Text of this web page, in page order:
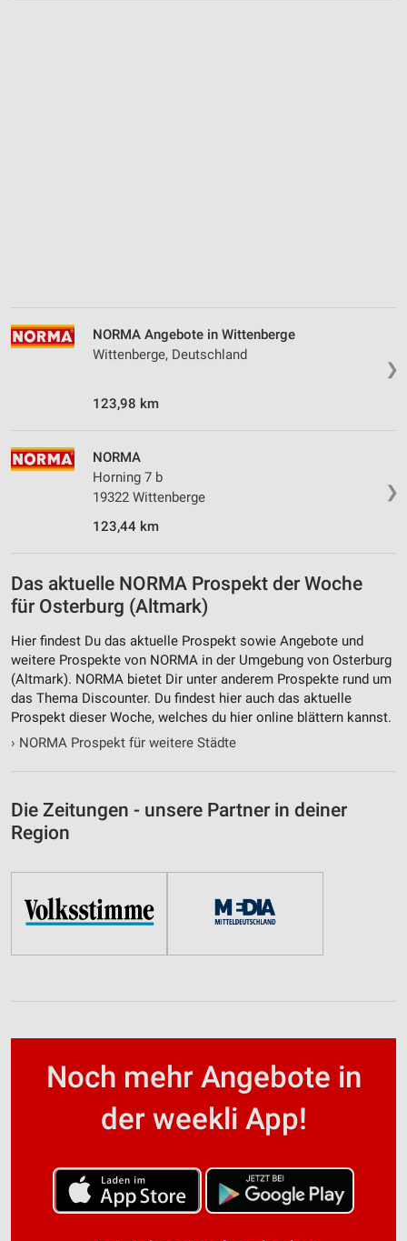
❯
NORMA Angebote in Wittenberge
Wittenberge, Deutschland
123,98 km
❯
NORMA
Horning 7 b
19322 Wittenberge
123,44 km
Das aktuelle NORMA Prospekt der Woche
für Osterburg (Altmark)
Hier findest Du das aktuelle Prospekt sowie Angebote und
weitere Prospekte von NORMA in der Umgebung von Osterburg
(Altmark). NORMA bietet Dir unter anderem Prospekte rund um
das Thema Discounter. Du findest hier auch das aktuelle
Prospekt dieser Woche, welches du hier online blättern kannst.
› NORMA Prospekt für weitere Städte
Die Zeitungen - unsere Partner in deiner
Region
Noch mehr Angebote in
der weekli App!